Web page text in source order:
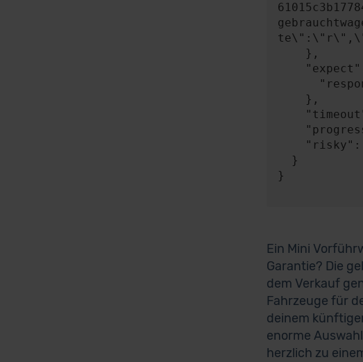
}
Ein Mini
Garantie? Die
dem Verkauf
Fahrzeuge für
deinem
enorme
herzlich zu